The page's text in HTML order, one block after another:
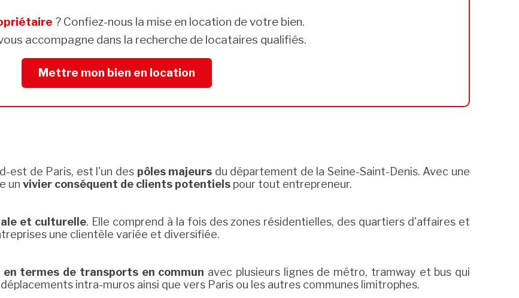
? Confiez-nous la mise en location de votre bien.
accompagne dans la recherche de locataires qualifiés.
Mettre mon bien en location
est de Paris, est l'un des pôles majeurs du département de la Seine-Saint-Denis. Avec une
un vivier conséquent de clients potentiels pour tout entrepreneur.
et culturelle. Elle comprend à la fois des zones résidentielles, des quartiers d'affaires et
une clientèle variée et diversifiée.
termes de transports en commun avec plusieurs lignes de métro, tramway et bus qui
intra-muros ainsi que vers Paris ou les autres communes limitrophes.